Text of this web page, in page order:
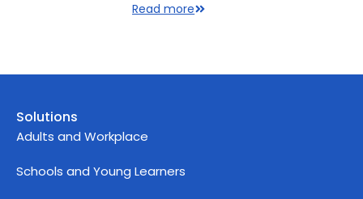
Read more
Solutions
Adults and Workplace
Schools and Young Learners